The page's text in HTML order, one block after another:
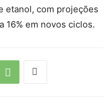
etanol, com projeções
16% em novos ciclos.